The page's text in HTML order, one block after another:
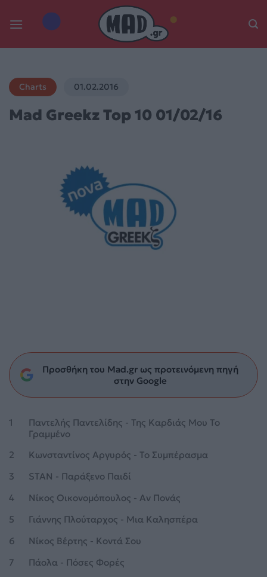
Charts 01.02.2016
Mad Greekz Top 10 01/02/16
Προσθήκη του Mad.gr ως προτεινόμενη πηγή
στην Google
1
Παντελής Παντελίδης - Της Καρδιάς Μου Το
Γραμμένο
2
Κωνσταντίνος Αργυρός - Το Συμπέρασμα
3
STAN - Παράξενο Παιδί
4
Νίκος Οικονομόπουλος - Αν Πονάς
5
Γιάννης Πλούταρχος - Μια Καλησπέρα
6
Νίκος Βέρτης - Κοντά Σου
7
Πάολα - Πόσες Φορές